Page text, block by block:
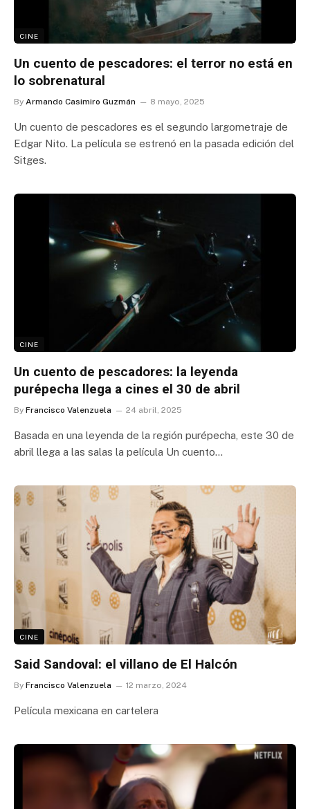
CINE
Un cuento de pescadores: el terror no está en
lo sobrenatural
By Armando Casimiro Guzmán 8 mayo, 2025
Un cuento de pescadores es el segundo largometraje de
Edgar Nito. La película se estrenó en la pasada edición del
Sitges.
CINE
Un cuento de pescadores: la leyenda
purépecha llega a cines el 30 de abril
By Francisco Valenzuela 24 abril, 2025
Basada en una leyenda de la región purépecha, este 30 de
abril llega a las salas la película Un cuento…
CINE
Said Sandoval: el villano de El Halcón
By Francisco Valenzuela 12 marzo, 2024
Película mexicana en cartelera